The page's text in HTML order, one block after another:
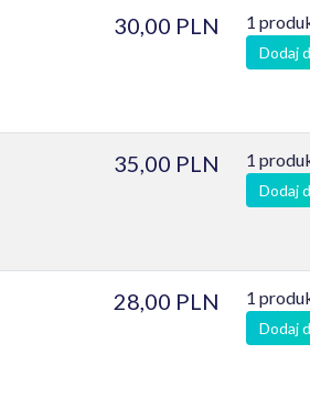
30,00 PLN 1
Dodaj
35,00 PLN 1
Dodaj
28,00 PLN 1
Dodaj